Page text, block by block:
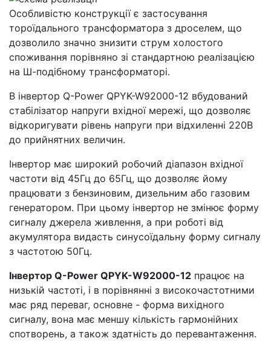
Особливістю конструкції є застосування
тороїдального трансформатора з дроселем, що
дозволило значно знизити струм холостого
споживання порівняно зі стандартною реалізацією
на Ш-подібному трансформаторі.
В інвертор Q-Power QPYK-W92000-12 вбудований
стабілізатор напруги вхідної мережі, що дозволяє
відкоригувати рівень напруги при відхиленні 220В
до прийнятних величин.
Інвертор має широкий робочий діапазон вхідної
частоти від 45Гц до 65Гц, що дозволяє йому
працювати з бензиновим, дизельним або газовим
генератором. При цьому інвертор не змінює форму
сигналу джерела живлення, а при роботі від
акумулятора видасть синусоїдальну форму сигналу
з частотою 50Гц.
Інвертор Q-Power QPYK-W92000-12 працює на
низькій частоті, і в порівнянні з високочастотними
має ряд переваг, основне - форма вихідного
сигналу, вона має меншу кількість гармонійних
спотворень, а також здатність до перевантаження.